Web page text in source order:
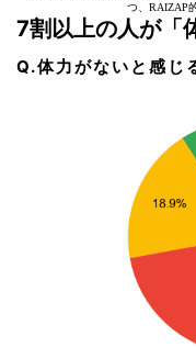
つ、RAIZAP
7割以上の人が「
Q.体力がないと感じ